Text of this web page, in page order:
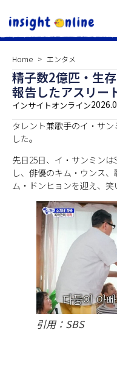
Home エンタメ
精子数2億匹・生
報告したアスリー
インサイトオンライン
タレント兼歌手のイ・サ
した。
先日25日、イ・サンミン
し、俳優のキム・ウンス
ム・ドンヒョンを迎え、笑
引用：SBS